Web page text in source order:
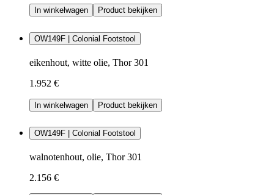
In winkelwagen Product bekijken
OW149F | Colonial Footstool
eikenhout, witte olie, Thor 301
1.952 €
In winkelwagen Product bekijken
OW149F | Colonial Footstool
walnotenhout, olie, Thor 301
2.156 €